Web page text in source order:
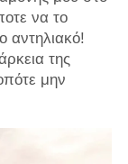
να το
αντηλιακό!
της
μην